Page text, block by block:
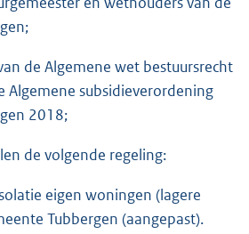
de Algemene wet bestuursrecht
Algemene subsidieverordening
2018;
de volgende regeling:
eigen woningen (lagere
Tubbergen (aangepast).